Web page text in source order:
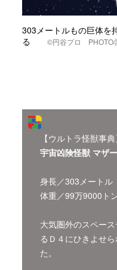
303メートルもの巨体を
る ©円谷プロ PHOTO/
【ウルトラ怪獣事典
宇宙凶険怪獣 マザ
身長／303メートル
体重／99万9000ト
大気圏外のスペー
るＤ４にひきよせ
た。